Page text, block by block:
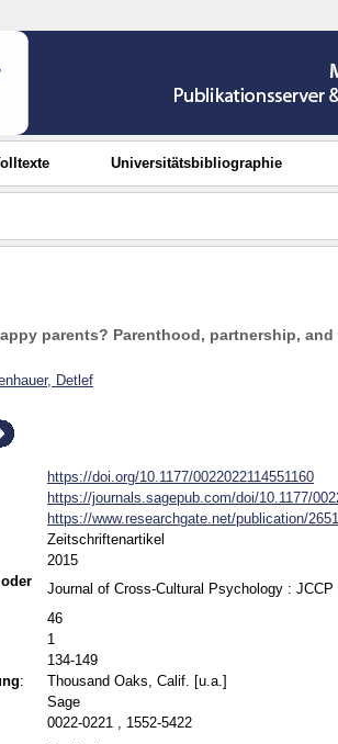
Universitätsbibliographie
parents? Parenthood, partnership,
Detlef
https://doi.org/10.1177/0022022114551160
https://journals.sagepub.com/doi/10.1177/
https://www.researchgate.net/publication/
Zeitschriftenartikel
2015
Journal of Cross-Cultural Psychology : JCCP
46
1
134-149
:
Thousand Oaks, Calif. [u.a.]
Sage
0022-0221 , 1552-5422